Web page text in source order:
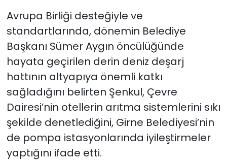
Avrupa Birliği desteğiyle ve
standartlarında, dönemin Belediye
Başkanı Sümer Aygın öncülüğünde
hayata geçirilen derin deniz deşarj
hattının altyapıya önemli katkı
sağladığını belirten Şenkul, Çevre
Dairesi’nin otellerin arıtma sistemlerini sıkı
şekilde denetlediğini, Girne Belediyesi’nin
de pompa istasyonlarında iyileştirmeler
yaptığını ifade etti.